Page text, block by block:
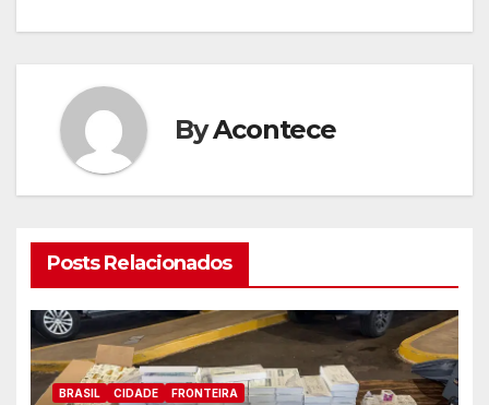
ByAcontece
Posts Relacionados
BRASIL CIDADE FRONTEIRA